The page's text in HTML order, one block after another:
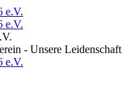
- Unsere Leidenschaft